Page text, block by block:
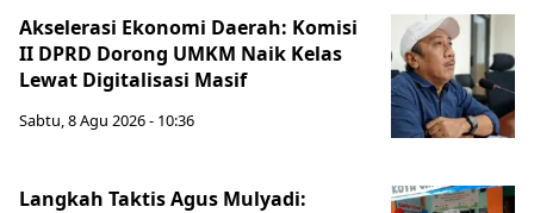
Akselerasi Ekonomi Daerah: Komisi
II DPRD Dorong UMKM Naik Kelas
Lewat Digitalisasi Masif
Sabtu, 8 Agu 2026 - 10:36
Langkah Taktis Agus Mulyadi: